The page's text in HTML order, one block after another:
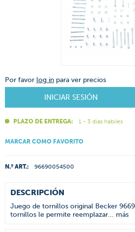
Por favor log in para ver precios
INICIAR SESIÓN
PLAZO DE ENTREGA: 1 - 3 días hábiles
MARCAR COMO FAVORITO
N.º ART.: 96690054500
DESCRIPCIÓN
Juego de tornillos original Becker
tornillos le permite reemplazar... más